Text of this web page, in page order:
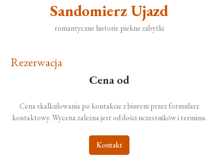
Sandomierz Ujazd
romantyczne historie piekne zabytki
Rezerwacja
Cena od
Cena skalkulowania po kontakcie z biurem przez formularz
kontaktowy. Wycena zależna jest od ilości uczestników i terminu.
Kontakt